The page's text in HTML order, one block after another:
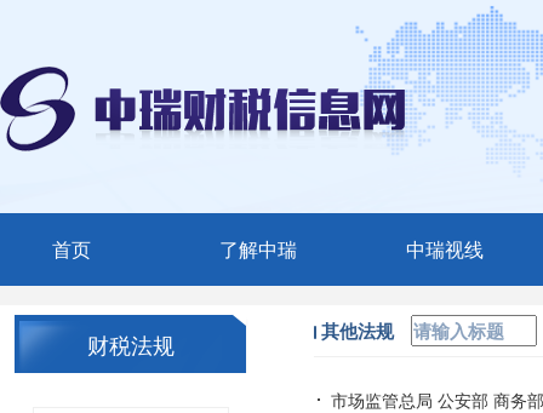
首页 了解中瑞
中瑞简介
中瑞视线
媒体聚焦
财税法规 其他法规
市场监管总局 公安部 商务